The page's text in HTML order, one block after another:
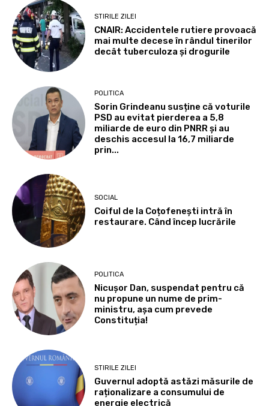
STIRILE ZILEI
CNAIR: Accidentele rutiere provoacă
mai multe decese în rândul tinerilor
decât tuberculoza și drogurile
POLITICA
Sorin Grindeanu susține că voturile
PSD au evitat pierderea a 5,8
miliarde de euro din PNRR și au
deschis accesul la 16,7 miliarde
prin...
SOCIAL
Coiful de la Coțofenești intră în
restaurare. Când încep lucrările
POLITICA
Nicușor Dan, suspendat pentru că
nu propune un nume de prim-
ministru, așa cum prevede
Constituția!
STIRILE ZILEI
Guvernul adoptă astăzi măsurile de
raționalizare a consumului de
energie electrică